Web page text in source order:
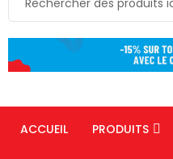
ACCUEIL PRODUITS